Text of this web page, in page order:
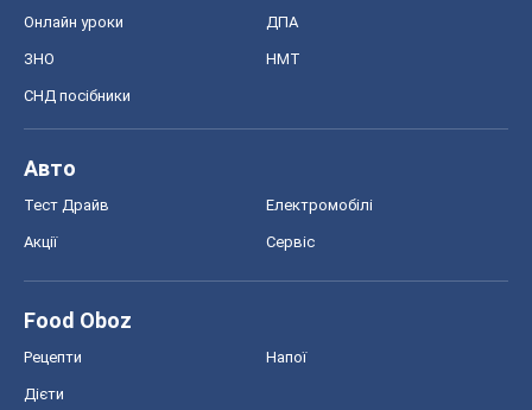
Онлайн уроки ДПА
ЗНО НМТ
СНД посібники
Авто
Тест Драйв Електромобілі
Акції Сервіс
Food Oboz
Рецепти Напої
Дієти